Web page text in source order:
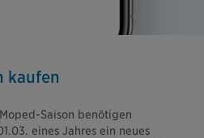
kaufen
Saison benötigen
eines Jahres ein neues